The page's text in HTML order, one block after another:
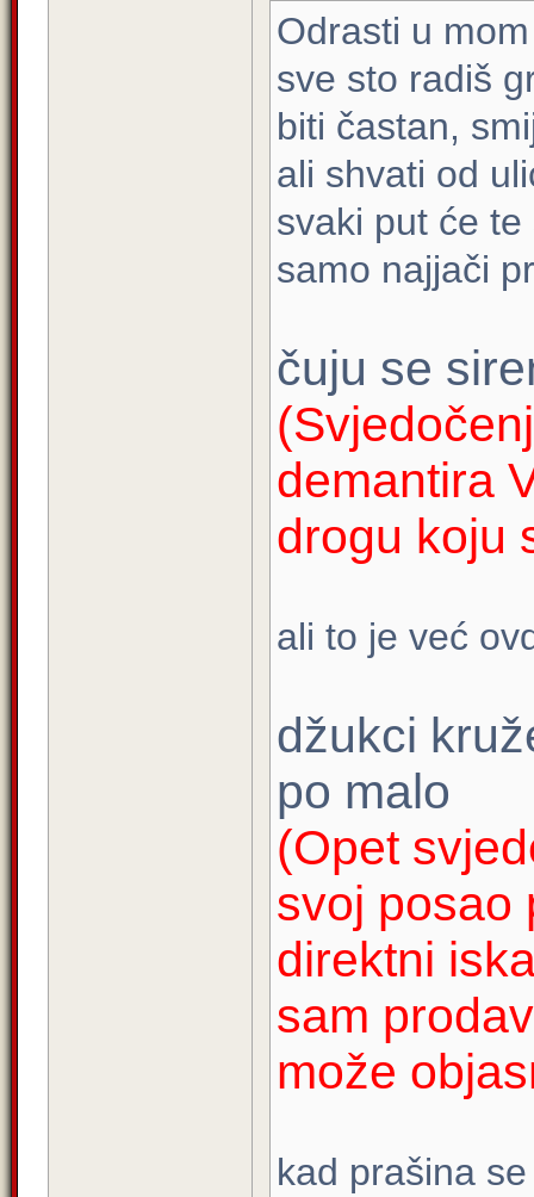
Odrasti u
sve sto radiš
biti častan,
ali shvati od
svaki put će
samo najjači
čuju se
demantira
drogu koju
ali to je već
džukci
po malo
(Opet
svoj posao
direktni
sam
može
kad prašina